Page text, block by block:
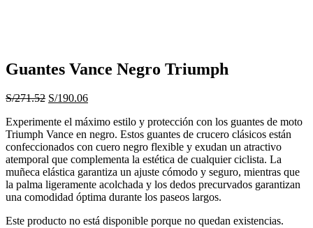
Guantes Vance Negro Triumph
S/271.52 El
original
era:
S/271.52.
S/190.06El
actual
es:
S/190.06.
Experimente el máximo estilo y protección con los guantes de moto
Triumph Vance en negro. Estos guantes de crucero clásicos están
confeccionados con cuero negro flexible y exudan un atractivo
atemporal que complementa la estética de cualquier ciclista. La
muñeca elástica garantiza un ajuste cómodo y seguro, mientras que
la palma ligeramente acolchada y los dedos precurvados garantizan
una comodidad óptima durante los paseos largos.
Este producto no está disponible porque no quedan existencias.